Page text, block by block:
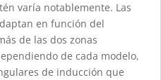
varía notablemente. Las
en función del
de las dos zonas
de cada modelo,
de inducción que